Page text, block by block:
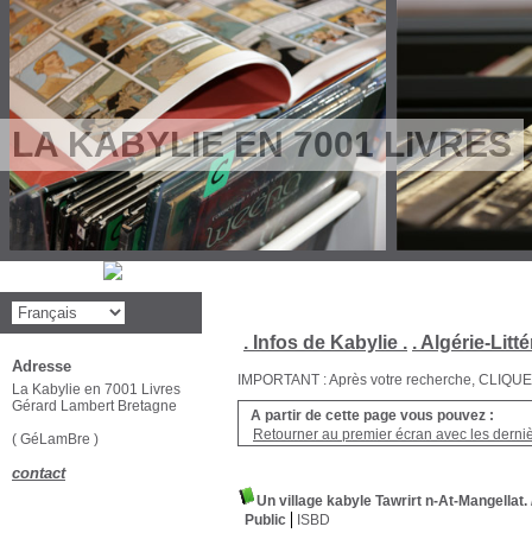
LA KABYLIE EN 7001 LIVRES
. Infos de Kabylie . . Algérie-
IMPORTANT : Après votre recherche,
A partir de cette page vous pouvez :
Retourner au premier écran avec les
Un village kabyle Tawrirt n-At-Mangellat.
Public
ISBD
Adresse
La Kabylie en 7001 Livres
Gérard Lambert Bretagne
( GéLamBre )
contact